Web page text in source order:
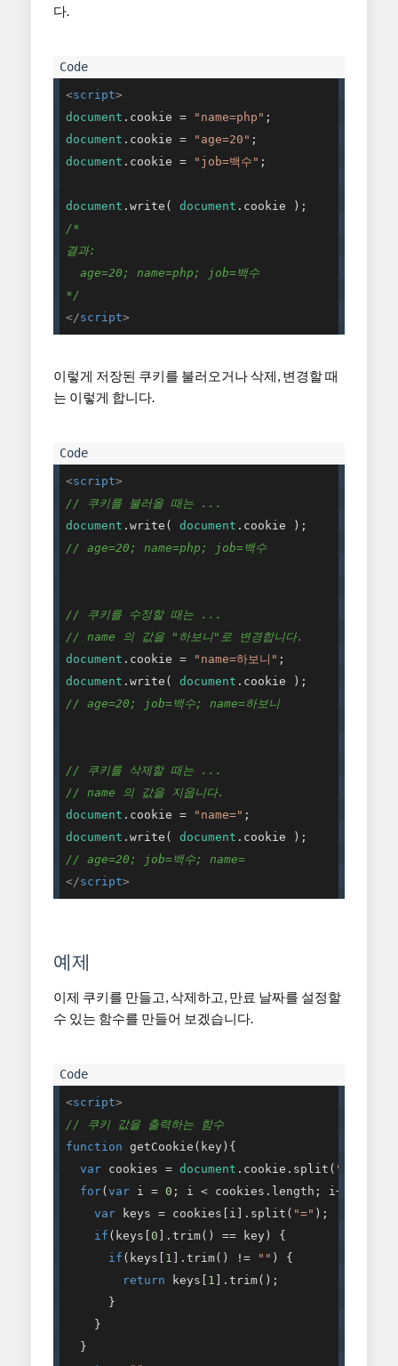
다.
<script>
document .cookie = "name=php"
document .cookie = "age=20"
document .cookie = "job=백수" ;
document .write( document
/*
결과:
  age=20; name=php; job=백수
*/
</script>
이렇게 저장된 쿠키를 불러오거나 삭제, 변경할 때
는 이렇게 합니다.
<script>
// 쿠키를 불러올 때는 ...
document .write( document
// age=20; name=php; job=백수
// 쿠키를 수정할 때는 ...
// name 의 값을 "하보니"로 변경합니다.
document .cookie = "name=하보니"
document .write( document
// age=20; job=백수; name=하보니
// 쿠키를 삭제할 때는 ...
// name 의 값을 지웁니다.
document .cookie = "name="
document .write( document
// age=20; job=백수; name=
</script>
예제
이제 쿠키를 만들고, 삭제하고, 만료 날짜를 설정할
수 있는 함수를 만들어 보겠습니다.
<script>
// 쿠키 값을 출력하는 함수
function getCookie ( key) {
var cookies = document .cookie.split( ";"
for( var i = 0 ; i < cookies.length; i++) {
var keys = cookies[i].split( "=" );
if (keys[ 0 ].trim() == key) {
if (keys[ 1 ].trim() != "" ) {
return keys[ 1 ].trim();
      }
    }
  }